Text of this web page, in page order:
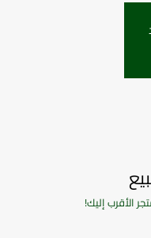
الأقرب إليك!